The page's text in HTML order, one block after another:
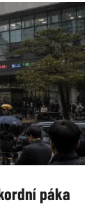
páka